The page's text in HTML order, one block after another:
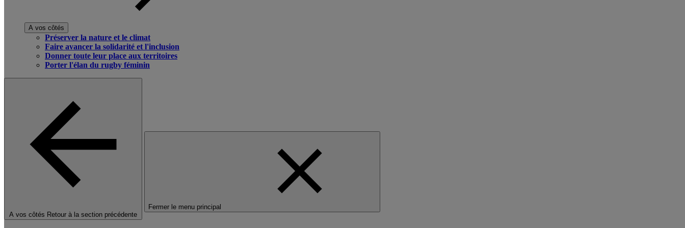
A vos côtés
Préserver la nature et le climat
Faire avancer la solidarité et l'inclusion
Donner toute leur place aux territoires
Porter l'élan du rugby féminin
A vos côtés Retour à la section précédente
Fermer le menu principal